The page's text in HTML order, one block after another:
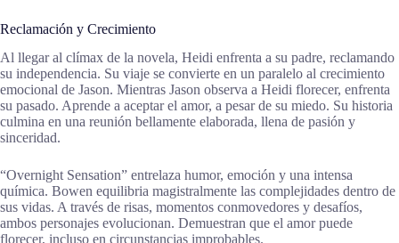
Reclamación y Crecimiento
Al llegar al clímax de la novela, Heidi enfrenta a su padre, reclamando
su independencia. Su viaje se convierte en un paralelo al crecimiento
emocional de Jason. Mientras Jason observa a Heidi florecer, enfrenta
su pasado. Aprende a aceptar el amor, a pesar de su miedo. Su historia
culmina en una reunión bellamente elaborada, llena de pasión y
sinceridad.
“Overnight Sensation” entrelaza humor, emoción y una intensa
química. Bowen equilibria magistralmente las complejidades dentro de
sus vidas. A través de risas, momentos conmovedores y desafíos,
ambos personajes evolucionan. Demuestran que el amor puede
florecer, incluso en circunstancias improbables.